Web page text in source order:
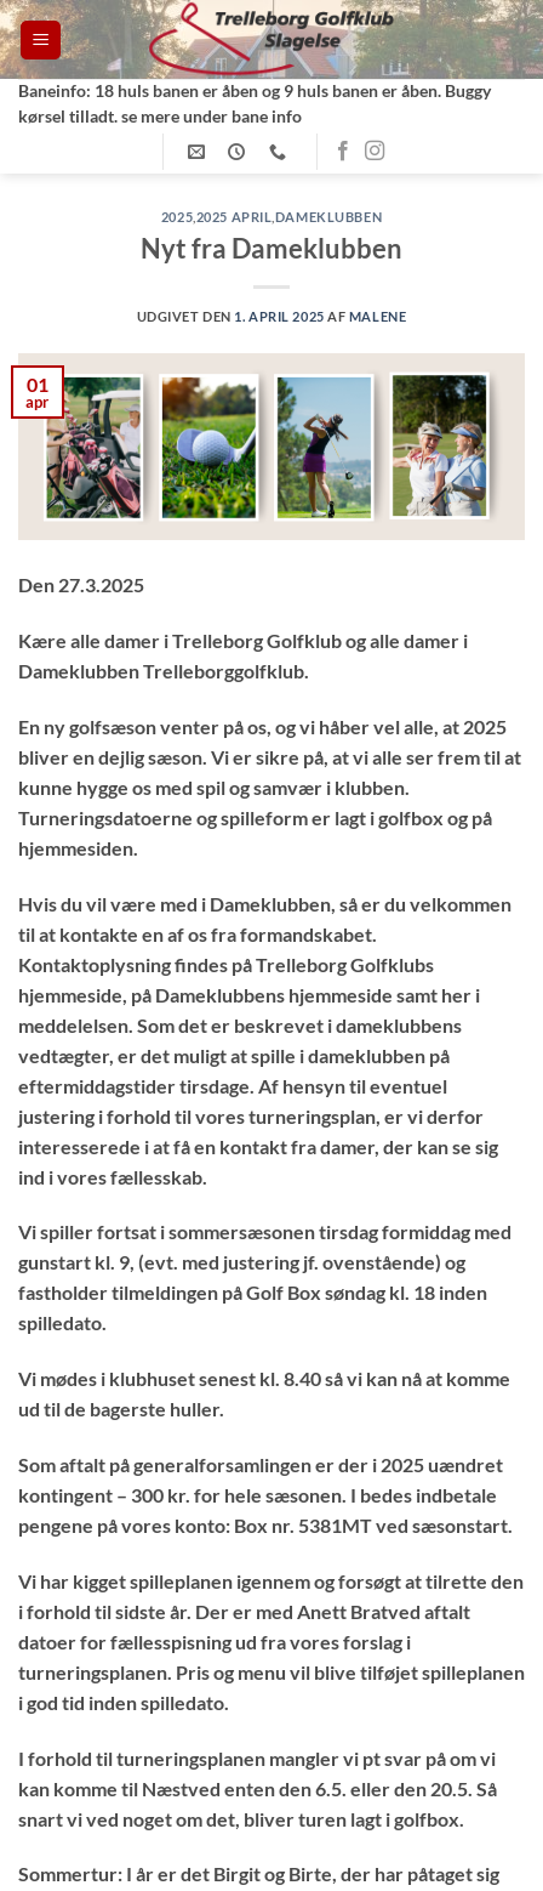
Fortsæt
til
indhold
Baneinfo: 18 huls banen er åben og 9 huls banen er åben. Buggy
kørsel tilladt. se mere under bane info
2025 2025 APRIL DAMEKLUBBEN
Nyt fra Dameklubben
UDGIVET DEN 1. APRIL 2025 AF MALENE
01
apr
Den 27.3.2025
Kære alle damer i Trelleborg Golfklub og alle damer i
Dameklubben Trelleborggolfklub.
En ny golfsæson venter på os, og vi håber vel alle, at 2025
bliver en dejlig sæson. Vi er sikre på, at vi alle ser frem til at
kunne hygge os med spil og samvær i klubben.
Turneringsdatoerne og spilleform er lagt i golfbox og på
hjemmesiden.
Hvis du vil være med i Dameklubben, så er du velkommen
til at kontakte en af os fra formandskabet.
Kontaktoplysning findes på Trelleborg Golfklubs
hjemmeside, på Dameklubbens hjemmeside samt her i
meddelelsen. Som det er beskrevet i dameklubbens
vedtægter, er det muligt at spille i dameklubben på
eftermiddagstider tirsdage. Af hensyn til eventuel
justering i forhold til vores turneringsplan, er vi derfor
interesserede i at få en kontakt fra damer, der kan se sig
ind i vores fællesskab.
Vi spiller fortsat i sommersæsonentirsdag formiddag med
gunstart kl. 9, (evt. med justering jf. ovenstående) og
fastholder tilmeldingen på Golf Box søndag kl. 18 inden
spilledato.
Vi mødes i klubhuset senest kl. 8.40 så vi kan nå at komme
ud til de bagerste huller.
Som aftalt på generalforsamlingen er der i 2025 uændret
kontingent – 300 kr. for hele sæsonen. I bedes indbetale
pengene på vores konto: Box nr. 5381MTved sæsonstart.
Vi har kigget spilleplanen igennem og forsøgt at tilrette den
i forhold til sidste år. Der er med Anett Bratved aftalt
datoer for fællesspisning ud fra vores forslag i
turneringsplanen. Pris og menu vil blive tilføjet spilleplanen
i god tid inden spilledato.
I forhold til turneringsplanen mangler vi pt svar på om vi
kan komme til Næstved enten den 6.5. eller den 20.5. Så
snart vi ved noget om det, bliver turen lagt i golfbox.
Sommertur: I år er det Birgit og Birte, der har påtaget sig